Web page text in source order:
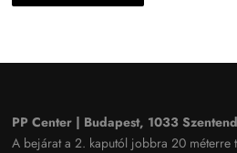
PP Center | Budapest, 1033
A bejárat a 2. kaputól jobbra 20 méterre